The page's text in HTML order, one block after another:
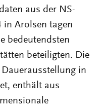
aus der NS-
in Arolsen tagen
bedeutendsten
beteiligten. Die
in
enthält aus